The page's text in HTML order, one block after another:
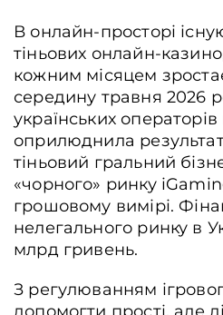
В онлайн-просторі
тіньових онлайн-казино,
кожним місяцем
середину травня 2026
українських
оприлюднила
тіньовий гральний
«чорного» ринку
грошовому вимірі.
нелегального ринку в
млрд гривень.
З регулюванням